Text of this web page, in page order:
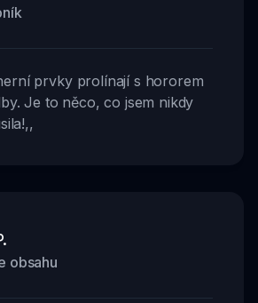
prvky prolínají s hororem
Je to něco, co jsem nikdy
,,
obsahu